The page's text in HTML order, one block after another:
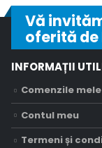
Vă
oferită de
INFORMAȚII
Comenzile mele
Contul meu
Termeni și